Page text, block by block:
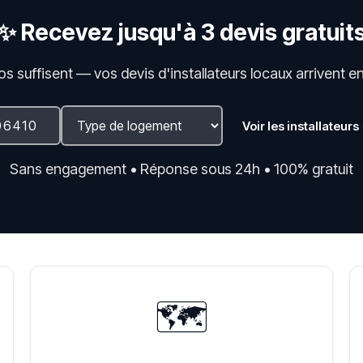
Recevez jusqu'à 3 devis
suffisent — vos devis d'installateurs locaux arrivent
Voir les
Sans engagement • Réponse sous 24h • 100% gratuit
🗺️